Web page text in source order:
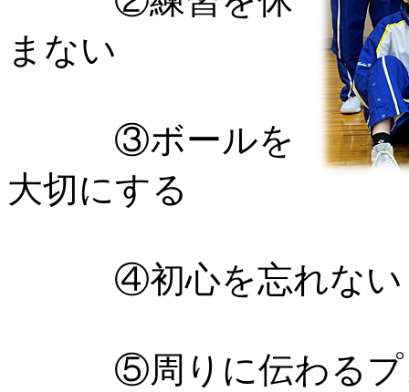
まない
③ボールを
大切にする
④初心を忘れない
⑤周りに伝わる